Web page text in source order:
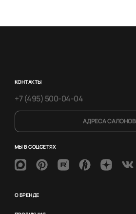
КОНТАКТЫ
+7 (495) 500-04-04
АДРЕСА САЛОНОВ
МЫ В СОЦСЕТЯХ
О БРЕНДЕ